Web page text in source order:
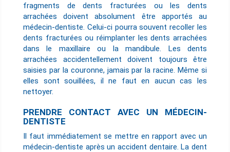
fragments de dents fracturées ou les dents
arrachées doivent absolument être apportés au
médecin-dentiste. Celui-ci pourra souvent recoller les
dents fracturées ou réimplanter les dents arrachées
dans le maxillaire ou la mandibule. Les dents
arrachées accidentellement doivent toujours être
saisies par la couronne, jamais par la racine. Même si
elles sont souillées, il ne faut en aucun cas les
nettoyer.
PRENDRE CONTACT AVEC UN MÉDECIN-
DENTISTE
Il faut immédiatement se mettre en rapport avec un
médecin-dentiste après un accident dentaire. La dent